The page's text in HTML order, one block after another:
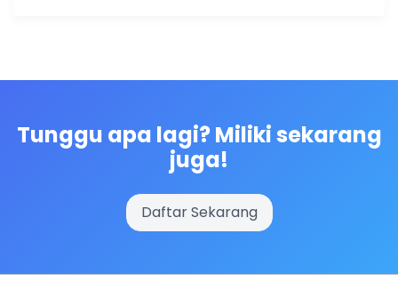
Tunggu apa lagi? Miliki sekarang
juga!
Daftar Sekarang